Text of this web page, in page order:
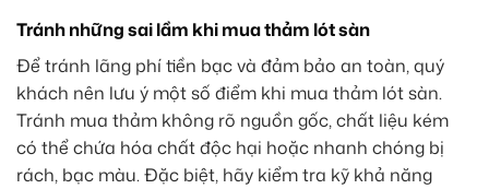
Tránh những sai lầm khi mua thảm lót sàn
Để tránh lãng phí tiền bạc và đảm bảo an toàn, quý
khách nên lưu ý một số điểm khi mua thảm lót sàn.
Tránh mua thảm không rõ nguồn gốc, chất liệu kém
có thể chứa hóa chất độc hại hoặc nhanh chóng bị
rách, bạc màu. Đặc biệt, hãy kiểm tra kỹ khả năng